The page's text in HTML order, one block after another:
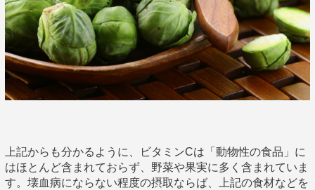
上記からも分かるように、ビタミンCは「動物性の食品」に
はほとんど含まれておらず、野菜や果実に多く含まれていま
す。壊血病にならない程度の摂取ならば、上記の食材などを